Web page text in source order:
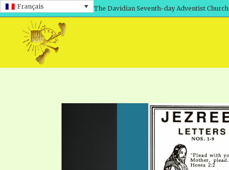
Français The Davidian Seventh-day Adventist Church